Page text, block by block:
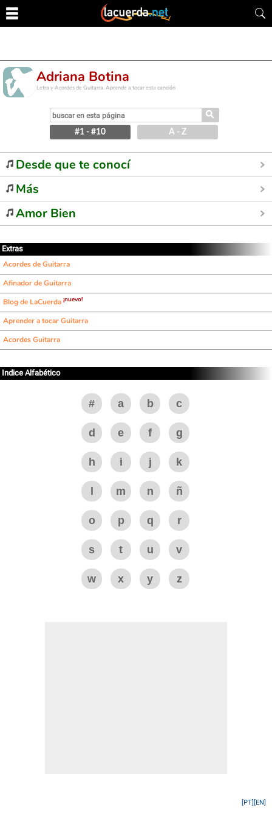
Adriana Botina
Letra y Acordes de Guitarra. Aprende a tocar esta canción
⚲
#1 - #10 A - Z
Desde que te conocí
Más
Amor Bien
Extras
Acordes de Guitarra
Afinador de Guitarra
Blog de LaCuerda ¡nuevo!
Aprender a tocar Guitarra
Acordes Guitarra
Indice Alfabético
# a b c
d e f g
h i j k
m n ñ
o p q r
s t u v
w x y z
[EN]
[PT]